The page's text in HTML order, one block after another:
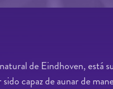
de Eindhoven, está
capaz de aunar de